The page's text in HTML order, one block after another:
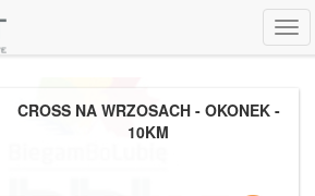
CROSS NA WRZOSACH - OKONEK -
10KM